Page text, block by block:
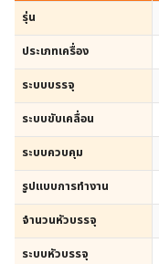
รุ่น
ประเภทเครื่อง
ระบบบรรจุ
ระบบขับเคลื่อน
ระบบควบคุม
รูปแบบการทำงาน
จำนวนหัวบรรจุ
ระบบหัวบรรจุ